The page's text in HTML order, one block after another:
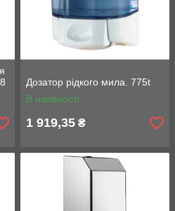
Дозатор рідкого мила. 775t
В наявності
1 919,35 ₴